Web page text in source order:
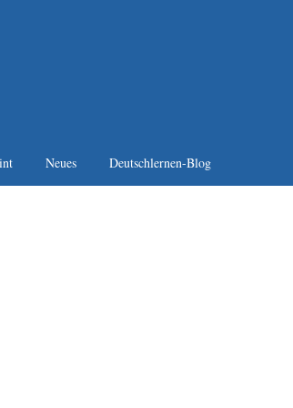
Neues Deutschlernen-Blog